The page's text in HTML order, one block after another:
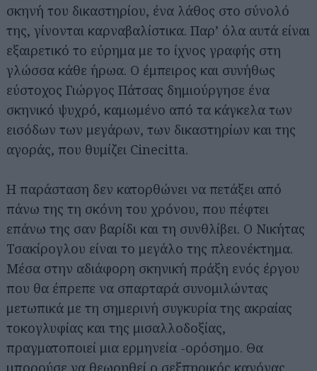
σκηνή του δικαστηρίου, ένα λάθος στο σύνολό
της, γίνονται καρναβαλίστικα. Παρ’ όλα αυτά είναι
εξαιρετικό το εύρημα με το ίχνος γραφής στη
γλώσσα κάθε ήρωα. Ο έμπειρος και συνήθως
εύστοχος Γιώργος Πάτσας δημιούργησε ένα
σκηνικό ψυχρό, καμωμένο από τα κάγκελα των
εισόδων των μεγάρων, των δικαστηρίων και της
αγοράς, που θυμίζει Cinecitta.
Η παράσταση δεν κατορθώνει να πετάξει από
πάνω της τη σκόνη του χρόνου, που πέφτει
επάνω της σαν βαρίδι και τη συνθλίβει. Ο Νικήτας
Τσακίρογλου είναι το μεγάλο της πλεονέκτημα.
Μέσα στην αδιάφορη σκηνική πράξη ενός έργου
που θα έπρεπε να σπαρταρά συνομιλώντας
μετωπικά με τη σημερινή συγκυρία της ακραίας
τοκογλυφίας και της μισαλλοδοξίας,
πραγματοποιεί μια ερμηνεία -ορόσημο. Θα
μπορούσε να θεωρηθεί ο σεξπηρικός κανόνας.